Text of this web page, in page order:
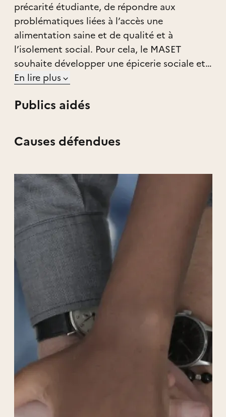
précarité étudiante, de répondre aux
problématiques liées à l’accès une
alimentation saine et de qualité et à
l’isolement social. Pour cela, le MASET
souhaite développer une épicerie sociale et
solidaire, à destination des étudiants les plus
d’aliments frais et secs à bas prix.
lieu de vie et de rencontre pour les étudiants
montpelliérains, leur permettant de se
chaleureux hors de l’université. Cet espace
accueillera des ateliers co-animés par l’AGEM
(fédération territoriale étudiante à l'origine
du MASET), les membres du MASET et ses
bénéficiaires, selon les besoins ou les envies
de chacun, afin d’apporter une offre
culturelle.
Le MASET proposera également l’accès à des
outils numériques pour limiter les disparités
inter-étudiants, à l’aide desquels ils pourront
accomplir leurs démarches administratives.
En lire plus
Publics aidés
Causes défendues